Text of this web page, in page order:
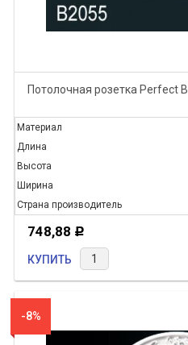
Потолочная розетка Perfect
Материал
Длина
Высота
Ширина
Страна производитель
748,88 Р
КУПИТЬ
-8%